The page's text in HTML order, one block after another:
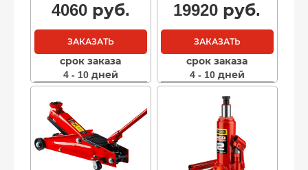
4060руб.
ЗАКАЗАТЬ
срок заказа
4 - 10 дней
19920 руб.
ЗАКАЗАТЬ
срок заказа
4 - 10 дней